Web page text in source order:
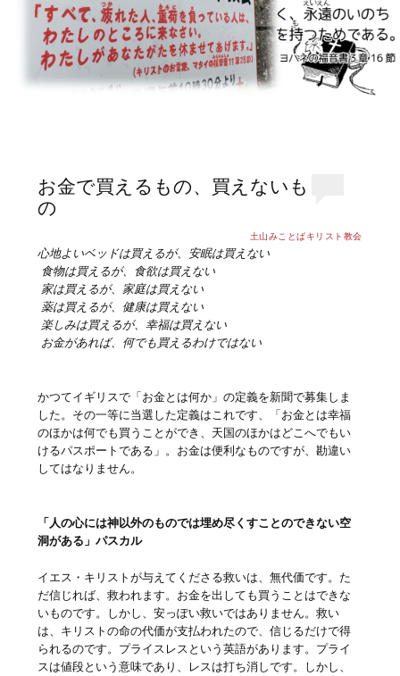
お金で買えるもの、買えないも
の
土山みことばキリスト教会
心地よいベッドは買えるが、安眠は買えない
食物は買えるが、食欲は買えない
家は買えるが、家庭は買えない
薬は買えるが、健康は買えない
楽しみは買えるが、幸福は買えない
お金があれば、何でも買えるわけではない
かつてイギリスで「お金とは何か」の定義を新聞で募集しま
した。その一等に当選した定義はこれです、「お金とは幸福
のほかは何でも買うことができ、天国のほかはどこへでもい
けるパスポートである」。お金は便利なものですが、勘違い
してはなりません。
「人の心には神以外のものでは埋め尽くすことのできない空
洞がある」パスカル
イエス・キリストが与えてくださる救いは、無代価です。た
だ信じれば、救われます。お金を出しても買うことはできな
いものです。しかし、安っぽい救いではありません。救い
は、キリストの命の代価が支払われたので、信じるだけで得
られるのです。プライスレスという英語があります。プライ
スは値段という意味であり、レスは打ち消しです。しかし、